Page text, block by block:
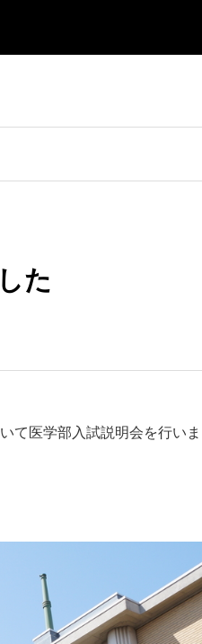
た
て医学部入試説明会を行いま